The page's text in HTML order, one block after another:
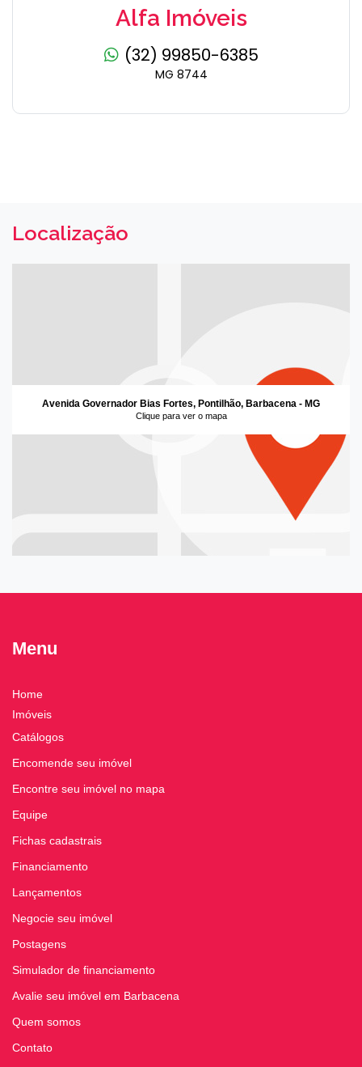
Alfa Imóveis
(32) 99850-6385
MG 8744
Localização
Avenida Governador Bias Fortes, Pontilhão, Barbacena - MG
Clique para ver o mapa
Menu
Home
Imóveis
Catálogos
Encomende seu imóvel
Encontre seu imóvel no mapa
Equipe
Fichas cadastrais
Financiamento
Lançamentos
Negocie seu imóvel
Postagens
Simulador de financiamento
Avalie seu imóvel em Barbacena
Quem somos
Contato